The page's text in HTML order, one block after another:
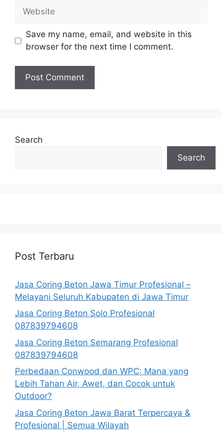
Website
Save my name, email, and website in this
browser for the next time I comment.
Search
Search
Post Terbaru
Jasa Coring Beton Jawa Timur Profesional –
Melayani Seluruh Kabupaten di Jawa Timur
Jasa Coring Beton Solo Profesional
087839794608
Jasa Coring Beton Semarang Profesional
087839794608
Perbedaan Conwood dan WPC: Mana yang
Lebih Tahan Air, Awet, dan Cocok untuk
Outdoor?
Jasa Coring Beton Jawa Barat Terpercaya &
Profesional | Semua Wilayah